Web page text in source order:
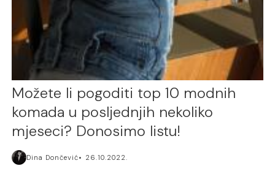
Možete li pogoditi top 10 modnih
komada u posljednjih nekoliko
mjeseci? Donosimo listu!
Dina Dončević 26.10.2022.